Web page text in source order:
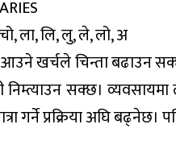
ला, लि, लु, ले, लो, अ
खर्चले चिन्ता बढाउन
निम्त्याउन सक्छ।
गर्ने प्रक्रिया अघि